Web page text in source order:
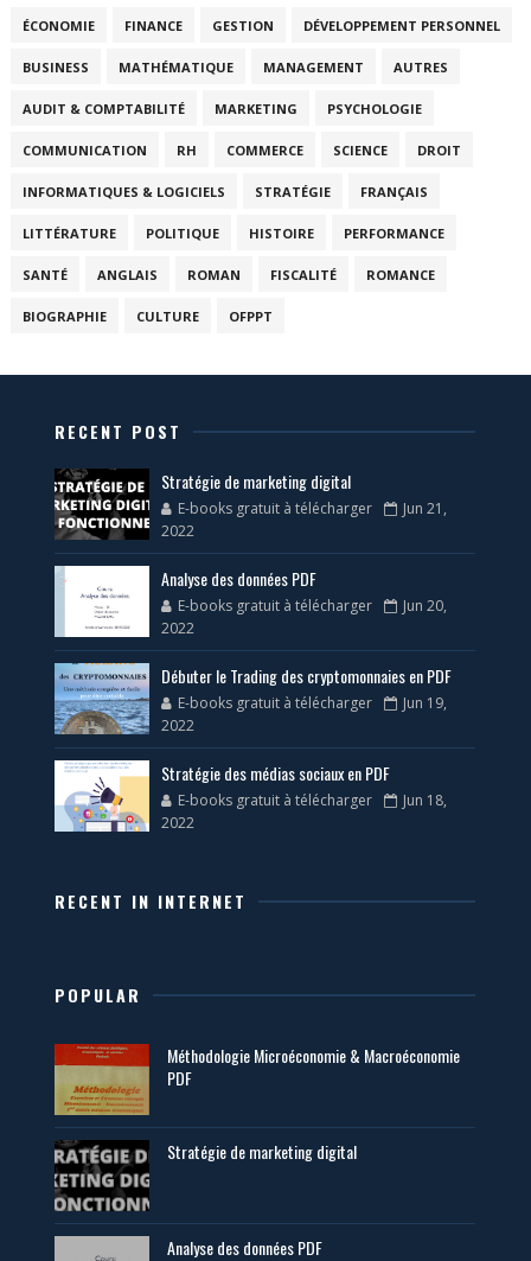
ÉCONOMIE FINANCE GESTION DÉVELOPPEMENT PERSONNEL
BUSINESS MATHÉMATIQUE MANAGEMENT AUTRES
AUDIT & COMPTABILITÉ MARKETING PSYCHOLOGIE
COMMUNICATION RH COMMERCE SCIENCE DROIT
INFORMATIQUES & LOGICIELS STRATÉGIE FRANÇAIS
LITTÉRATURE POLITIQUE HISTOIRE PERFORMANCE
SANTÉ ANGLAIS ROMAN FISCALITÉ ROMANCE
BIOGRAPHIE CULTURE OFPPT
RECENT POST
Stratégie de marketing digital
E-books gratuit à télécharger
Jun 21,
2022
Analyse des données PDF
E-books gratuit à télécharger
Jun 20,
2022
Débuter le Trading des cryptomonnaies en PDF
E-books gratuit à télécharger
Jun 19,
2022
Stratégie des médias sociaux en PDF
E-books gratuit à télécharger
Jun 18,
2022
RECENT IN INTERNET
POPULAR
Méthodologie Microéconomie & Macroéconomie
PDF
Stratégie de marketing digital
Analyse des données PDF